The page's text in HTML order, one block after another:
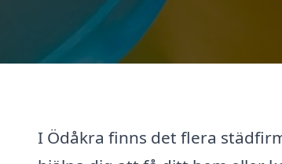
I Ödåkra finns det flera